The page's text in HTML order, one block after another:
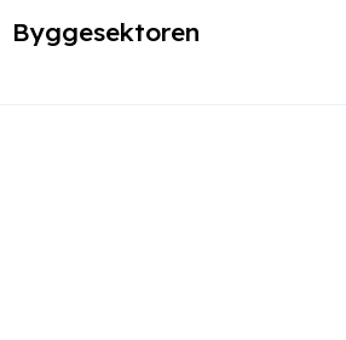
Byggesektoren